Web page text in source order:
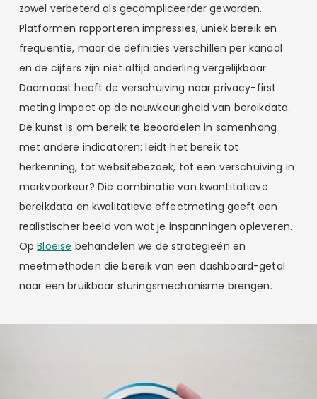
zowel verbeterd als gecompliceerder geworden.
Platformen rapporteren impressies, uniek bereik en
frequentie, maar de definities verschillen per kanaal
en de cijfers zijn niet altijd onderling vergelijkbaar.
Daarnaast heeft de verschuiving naar privacy-first
meting impact op de nauwkeurigheid van bereikdata.
De kunst is om bereik te beoordelen in samenhang
met andere indicatoren: leidt het bereik tot
herkenning, tot websitebezoek, tot een verschuiving in
merkvoorkeur? Die combinatie van kwantitatieve
bereikdata en kwalitatieve effectmeting geeft een
realistischer beeld van wat je inspanningen opleveren.
OpBloeise behandelen we de strategieën en
meetmethoden die bereik van een dashboard-getal
naar een bruikbaar sturingsmechanisme brengen.